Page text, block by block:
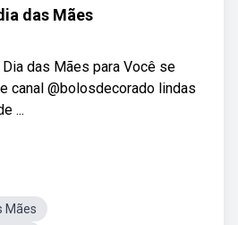
das Mães
das Mães para Você se
canal @bolosdecorado lindas
...
Mães